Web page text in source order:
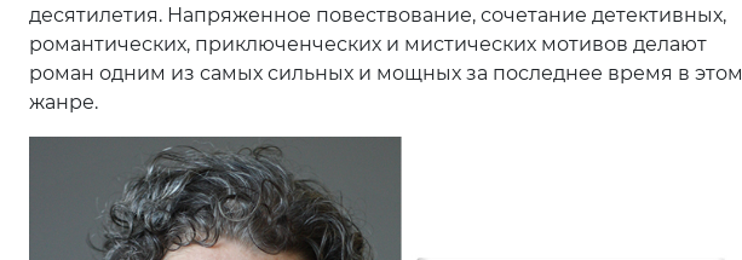
десятилетия. Напряженное повествование, сочетание детективных,
романтических, приключенческих и мистических мотивов делают
роман одним из самых сильных и мощных за последнее время в этом
жанре.